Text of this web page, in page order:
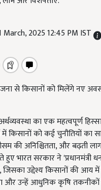
March, 2025 12:45 PM IST
से किसानों को मिलेंगे नए
का एक महत्वपूर्ण
को कई चुनौतियों का
की अनिश्चितता, और बढ़ती
भारत सरकार ने 'प्रधानमंत्री
उद्देश्य किसानों की आय में
और उन्हें आधुनिक कृषि तकनीकों